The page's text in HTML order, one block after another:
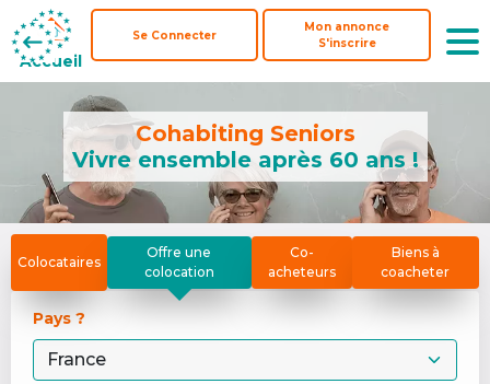
Accueil
Se Connecter
Mon annonce
S'inscrire
Accueil
Se Connecter
Mon annonce
S'inscrire
Cohabiting Seniors
Vivre ensemble après 60 ans !
Colocataires
Offre une
colocation
Co-
acheteurs
Biens à
coacheter
Pays ?